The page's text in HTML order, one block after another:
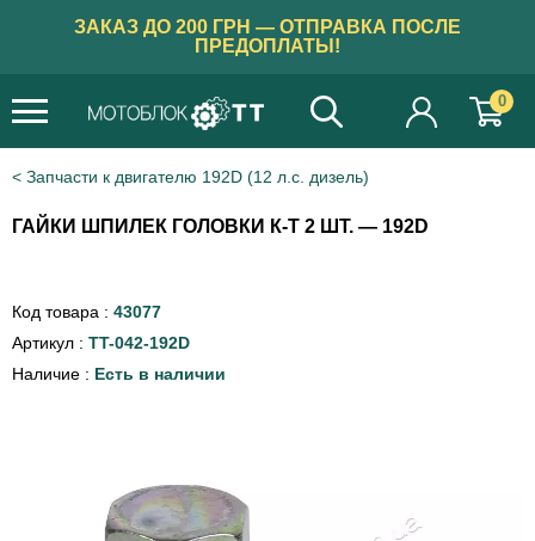
ЗАКАЗ ДО 200 ГРН — ОТПРАВКА ПОСЛЕ
ПРЕДОПЛАТЫ!
0
Запчасти к двигателю 192D (12 л.с. дизель)
ГАЙКИ ШПИЛЕК ГОЛОВКИ К-Т 2 ШТ. — 192D
Код товара : 43077
Артикул : TT-042-192D
Наличие : Есть в наличии